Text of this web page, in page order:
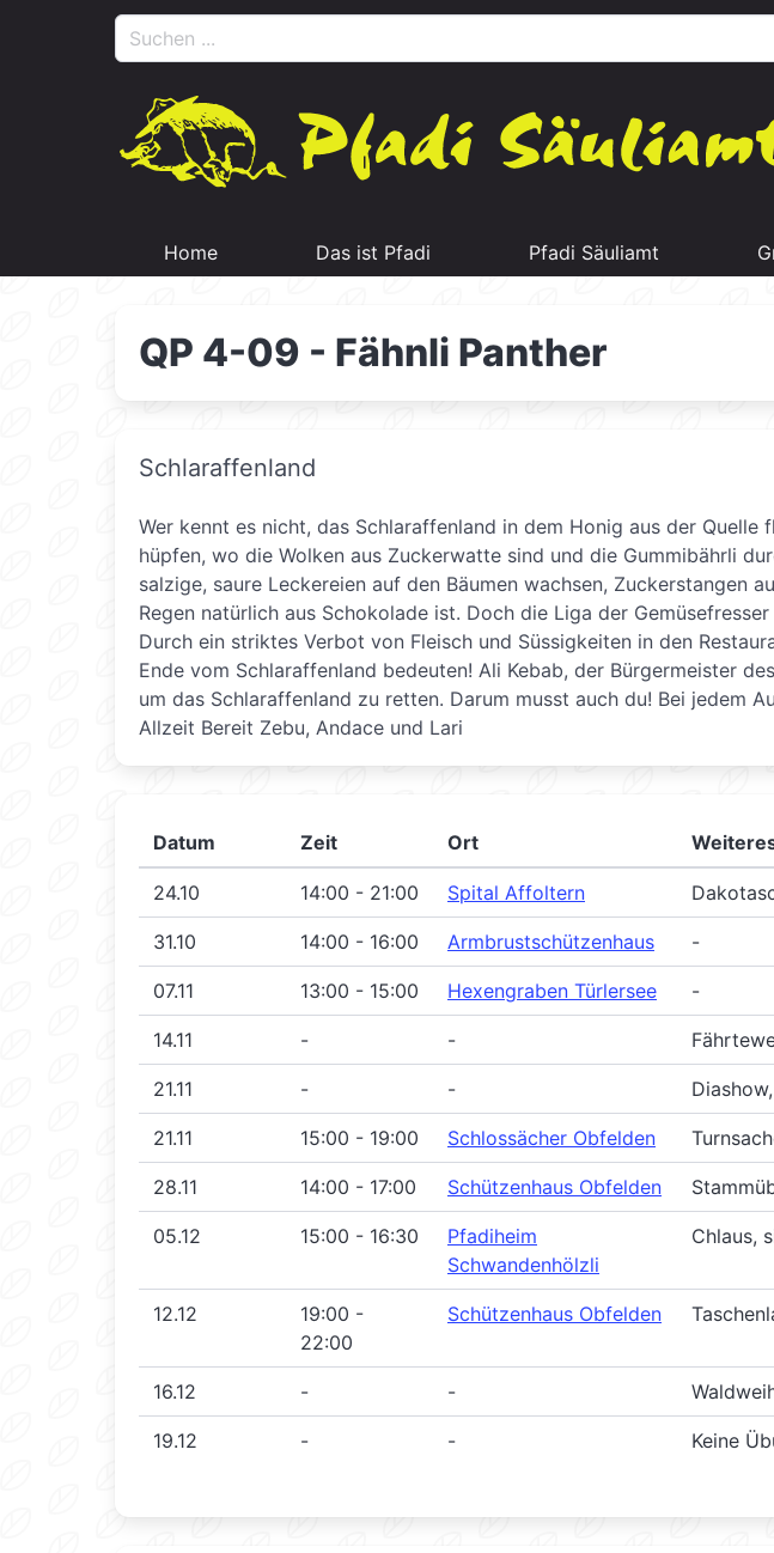
Home Das ist Pfadi Pfadi Säuliamt
QP 4-09 - Fähnli Panther
Schlaraffenland
Wer kennt es nicht, das Schlaraffenland in dem Honig aus der Quelle
hüpfen, wo die Wolken aus Zuckerwatte sind und die Gummibährli
salzige, saure Leckereien auf den Bäumen wachsen, Zuckerstangen
Regen natürlich aus Schokolade ist. Doch die Liga der
Durch ein striktes Verbot von Fleisch und Süssigkeiten in den
Ende vom Schlaraffenland bedeuten! Ali Kebab, der Bürgermeister
um das Schlaraffenland zu retten. Darum musst auch du! Bei jedem
Allzeit Bereit Zebu, Andace und Lari
Datum Zeit Ort
24.10 14:00 - 21:00 Spital Affoltern
31.10 14:00 - 16:00 Armbrustschützenhaus -
07.11 13:00 - 15:00 Hexengraben Türlersee -
14.11 - -
21.11 - -
21.11 15:00 - 19:00 Schlossächer Obfelden
28.11 14:00 - 17:00 Schützenhaus Obfelden
05.12 15:00 - 16:30
Pfadiheim
Schwandenhölzli
Chlaus,
12.12
19:00 -
22:00
Schützenhaus Obfelden
16.12 - -
19.12 - - Keine